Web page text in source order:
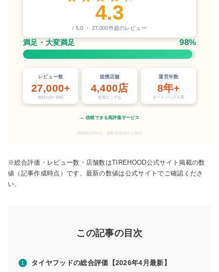
4.3
/ 5.0 ・ 27,000件超のレビュー
満足・大変満足 98%
レビュー数
27,000+
他社の3〜10倍
提携店舗
4,400店
全国どこでも
運営年数
8年+
オートバックス系
→ 信頼できる高評価サービス
2026年4月時点・複数情報源から集計
※総合評価・レビュー数・店舗数はTIREHOOD公式サイト掲載の数
値（記事作成時点）です。最新の数値は公式サイトでご確認くださ
い。
この記事の目次
タイヤフッドの総合評価【2026年4月最新】